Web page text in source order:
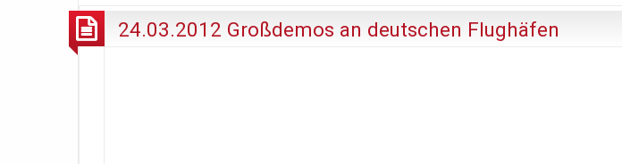
24.03.2012 Großdemos an deutschen Flughäfen